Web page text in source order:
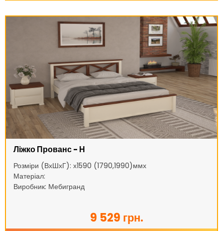
Ліжко Прованс - Н
Розміри (ВхШхГ): х1590 (1790,1990)ммх
Матеріал:
Виробник: Мебигранд
9 529 грн.